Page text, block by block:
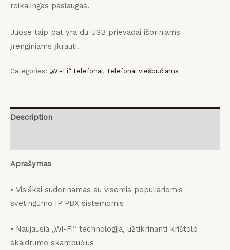
reikalingas paslaugas.
Juose taip pat yra du USB prievadai išoriniams
įrenginiams įkrauti.
Categories: „Wi-Fi“ telefonai, Telefonai viešbučiams
Description
Aprašymas
• Visiškai suderinamas su visomis populiariomis
svetingumo IP PBX sistemomis
• Naujausia „Wi-Fi“ technologija, užtikrinanti krištolo
skaidrumo skambučius